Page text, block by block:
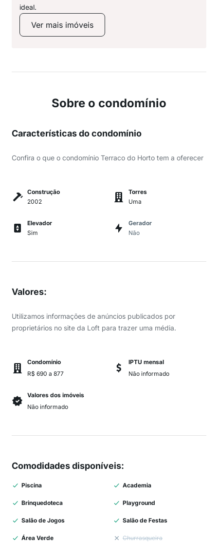
ideal.
Ver mais imóveis
Sobre o condomínio
Características do condomínio
Confira o que o condomínio Terraco do Horto tem a oferecer
Construção
2002
Torres
Uma
Elevador
Sim
Gerador
Não
Valores:
Utilizamos informações de anúncios publicados por
proprietários no site da Loft para trazer uma média.
Condomínio
R$ 690 a 877
IPTU mensal
Não informado
Valores dos imóveis
Não informado
Comodidades disponíveis:
Piscina Academia
Brinquedoteca Playground
Salão de Jogos Salão de Festas
Área Verde Churrasqueira